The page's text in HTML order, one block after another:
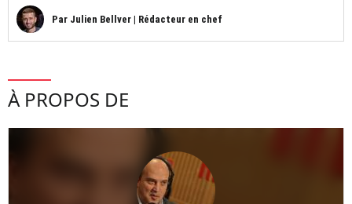
Par Julien Bellver | Rédacteur en chef
À PROPOS DE